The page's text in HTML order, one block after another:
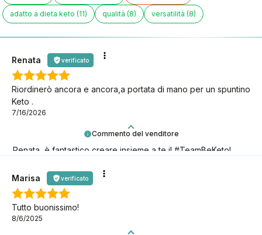
adatto a dieta keto (11) qualità (8) versatilità (8)
Commento del venditore
Renata, è fantastico creare insieme a te il #TeamBeKeto!
Renata verificato
Riordinerò ancora e ancora,a portata di mano per un spuntino
Keto .
7/16/2026
Marisa verificato
Tutto buonissimo!
8/6/2025